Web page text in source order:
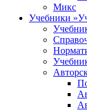
Микс
Учебники »